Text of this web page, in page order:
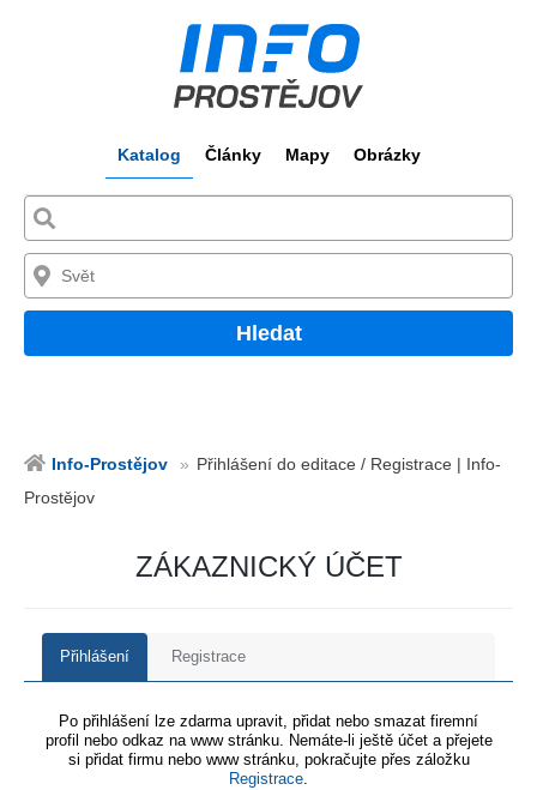
Katalog Články Mapy Obrázky
Hledat
Info-Prostějov
Přihlášení do editace / Registrace | Info-
Prostějov
ZÁKAZNICKÝ ÚČET
Přihlášení Registrace
Po přihlášení lze zdarma upravit, přidat nebo smazat firemní
profil nebo odkaz na www stránku. Nemáte-li ještě účet a přejete
si přidat firmu nebo www stránku, pokračujte přes záložku
Registrace.